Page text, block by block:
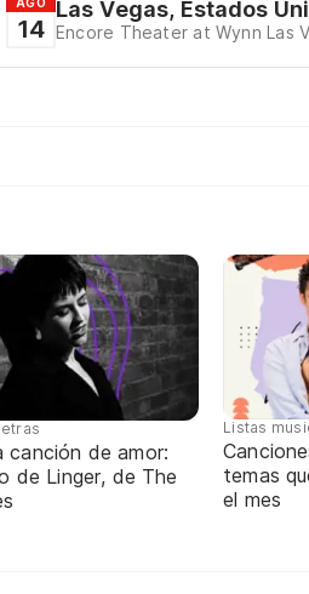
14
Las Vegas, Estados
Encore Theater at Wynn Las
canción de amor:
de Linger, de The
Listas
temas
el mes